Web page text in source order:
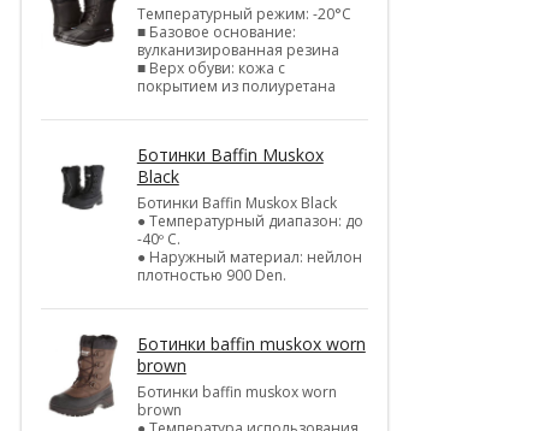
Температурный режим: -20°С
■ Базовое основание:
вулканизированная резина
■ Верх обуви: кожа с
покрытием из полиуретана
Ботинки Baffin Muskox
Black
Ботинки Baffin Muskox Black
● Температурный диапазон: до
-40º C.
● Наружный материал: нейлон
плотностью 900 Den.
Ботинки baffin muskox worn
brown
Ботинки baffin muskox worn
brown